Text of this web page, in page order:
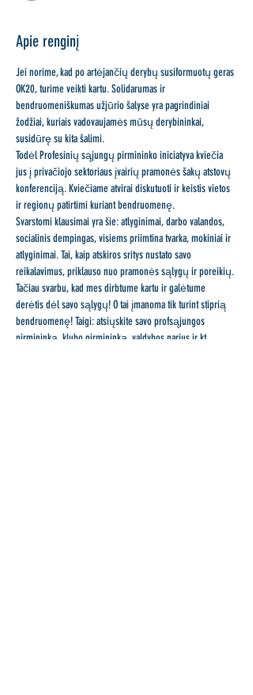
Apie renginį
Jei norime, kad po artėjančių derybų susiformuotų geras
OK20, turime veikti kartu. Solidarumas ir
bendruomeniškumas užjūrio šalyse yra pagrindiniai
žodžiai, kuriais vadovaujamės mūsų derybininkai,
susidūrę su kita šalimi.
Todėl Profesinių sąjungų pirmininko iniciatyva kviečia
jus į privačiojo sektoriaus įvairių pramonės šakų atstovų
konferenciją. Kviečiame atvirai diskutuoti ir keistis vietos
ir regionų patirtimi kuriant bendruomenę.
Svarstomi klausimai yra šie: atlyginimai, darbo valandos,
socialinis dempingas, visiems priimtina tvarka, mokiniai ir
atlyginimai. Tai, kaip atskiros sritys nustato savo
reikalavimus, priklauso nuo pramonės sąlygų ir poreikių.
Tačiau svarbu, kad mes dirbtume kartu ir galėtume
derėtis dėl savo sąlygų! O tai įmanoma tik turint stiprią
bendruomenę! Taigi: atsiųskite savo profsąjungos
pirmininką, klubo pirmininką, valdybos narius ir kt.